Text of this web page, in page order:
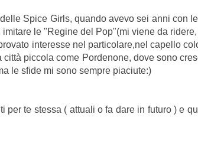
Spice Girls, quando avevo sei anni con
le "Regine del Pop"(mi viene da
interesse nel particolare,nel capello
piccola come Pordenone, dove sono
le sfide mi sono sempre piaciute:)
per te stessa ( attuali o fa dare in futuro ) e